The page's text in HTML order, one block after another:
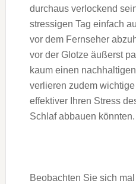
durchaus verlockend
stressigen Tag einfach
vor dem Fernseher
vor der Glotze äußerst
kaum einen
verlieren zudem
effektiver Ihren Stress
Schlaf abbauen könnten.
Beobachten Sie sich